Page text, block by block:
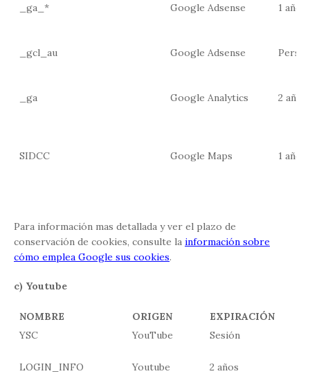
_ga_* Google Adsense 1 año
_gcl_au Google Adsense
_ga Google Analytics 2 años
SIDCC Google Maps 1 año
Para información mas detallada y ver el plazo de
conservación de cookies, consulte la información sobre
cómo emplea Google sus cookies.
c) Youtube
NOMBRE ORIGEN
EXPIRACIÓN
YSC
YouTube Sesión
LOGIN_INFO Youtube 2 años